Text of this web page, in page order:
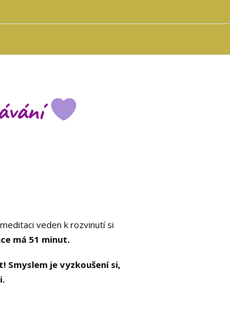
veden k rozvinutí si
má 51 minut.
Smyslem je vyzkoušení si,